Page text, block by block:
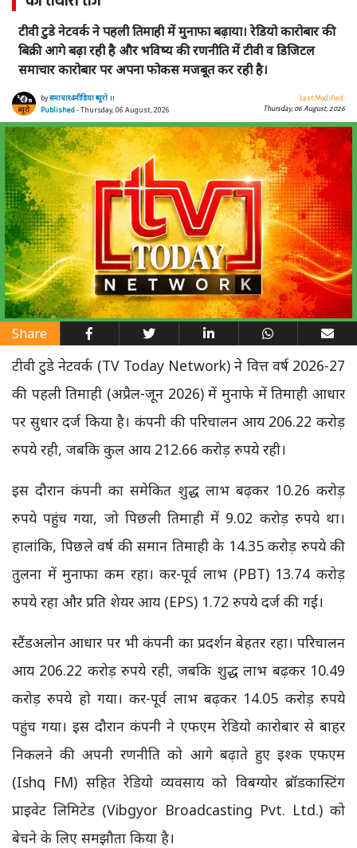
टीवी टुडे नेटवर्क ने पहली तिमाही में मुनाफा बढ़ाया। रेडियो कारोबार की
बिक्री आगे बढ़ा रही है और भविष्य की रणनीति में टीवी व डिजिटल
समाचार कारोबार पर अपना फोकस मजबूत कर रही है।
byसमाचार4मीडिया ब्यूरो ।।
Published- Thursday, 06 August, 2026
Last Modified:
Thursday, 06 August, 2026
Share
टीवी टुडे नेटवर्क (TV Today Network) ने वित्त वर्ष 2026-27
की पहली तिमाही (अप्रैल-जून 2026) में मुनाफे में तिमाही आधार
पर सुधार दर्ज किया है। कंपनी की परिचालन आय 206.22 करोड़
रुपये रही, जबकि कुल आय 212.66 करोड़ रुपये रही।
इस दौरान कंपनी का समेकित शुद्ध लाभ बढ़कर 10.26 करोड़
रुपये पहुंच गया, जो पिछली तिमाही में 9.02 करोड़ रुपये था।
हालांकि, पिछले वर्ष की समान तिमाही के 14.35 करोड़ रुपये की
तुलना में मुनाफा कम रहा। कर-पूर्व लाभ (PBT) 13.74 करोड़
रुपये रहा और प्रति शेयर आय (EPS) 1.72 रुपये दर्ज की गई।
स्टैंडअलोन आधार पर भी कंपनी का प्रदर्शन बेहतर रहा। परिचालन
आय 206.22 करोड़ रुपये रही, जबकि शुद्ध लाभ बढ़कर 10.49
करोड़ रुपये हो गया। कर-पूर्व लाभ बढ़कर 14.05 करोड़ रुपये
पहुंच गया। इस दौरान कंपनी ने एफएम रेडियो कारोबार से बाहर
निकलने की अपनी रणनीति को आगे बढ़ाते हुए इश्क एफएम
(Ishq FM) सहित रेडियो व्यवसाय को विबग्योर ब्रॉडकास्टिंग
प्राइवेट लिमिटेड (Vibgyor Broadcasting Pvt. Ltd.) को
बेचने के लिए समझौता किया है।